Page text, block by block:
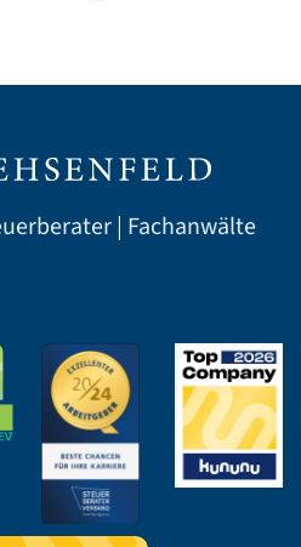
| Fachanwälte